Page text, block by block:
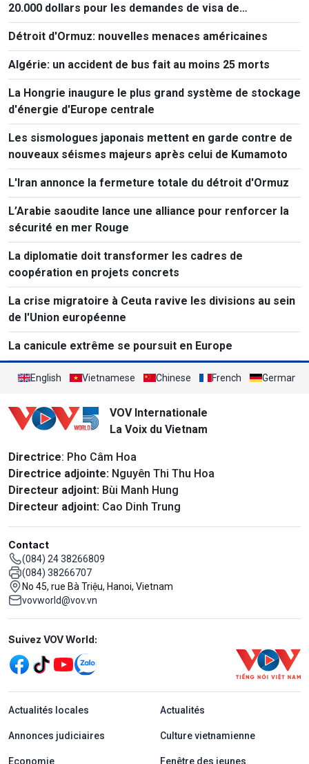
20.000 dollars pour les demandes de visa de
ressortissants de 50 pays
Détroit d'Ormuz: nouvelles menaces américaines
Algérie: un accident de bus fait au moins 25 morts
La Hongrie inaugure le plus grand système de stockage
d'énergie d'Europe centrale
Les sismologues japonais mettent en garde contre de
nouveaux séismes majeurs après celui de Kumamoto
L'Iran annonce la fermeture totale du détroit d'Ormuz
L’Arabie saoudite lance une alliance pour renforcer la
sécurité en mer Rouge
La diplomatie doit transformer les cadres de
coopération en projets concrets
La crise migratoire à Ceuta ravive les divisions au sein
de l'Union européenne
La canicule extrême se poursuit en Europe
English Vietnamese Chinese French German
VOV Internationale
La Voix du Vietnam
Directrice: Pho Câm Hoa
Directrice adjointe: Nguyên Thi Thu Hoa
Directeur adjoint: Bùi Manh Hung
Directeur adjoint: Cao Dinh Trung
Contact
(084) 24 38266809
(084) 38266707
No 45, rue Bà Triệu, Hanoi, Vietnam
vovworld@vov.vn
Mạng xã hội
Suivez VOV World:
menu footer tiếng Pháp
Actualités locales Actualités
Annonces judiciaires Culture vietnamienne
Economie Fenêtre des jeunes